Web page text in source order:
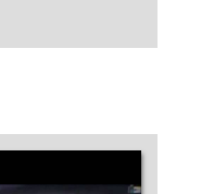
modernas e em